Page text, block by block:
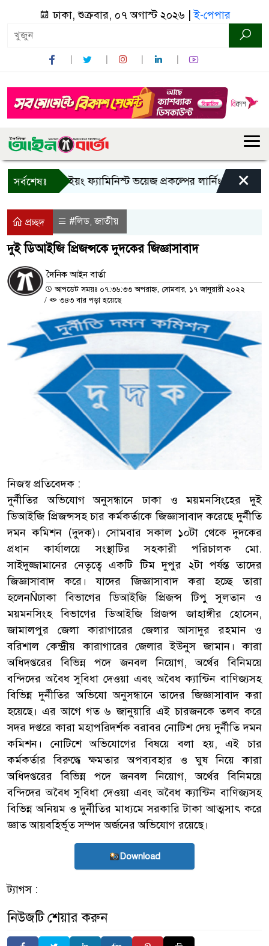
ঢাকা, শুক্রবার, ০৭ অগাস্ট ২০২৬ |ই-পেপার
সর্বশেষঃ
বান্দরবানে ইয়ং ফ্যামিনিস্ট ভয়েজ প্রকল্পের লার্নিং শেয়ারিং
×
প্রচ্ছদ #লিড,জাতীয়
দুই ডিআইজি প্রিজন্সকে দুদকের জিজ্ঞাসাবাদ
দৈনিক আইন বার্তা
আপডেট সময়ঃ ০৭:৩৬:৩৩ অপরাহ্ন, সোমবার, ১৭ জানুয়ারী ২০২২
/
৩৪৩ বার পড়া হয়েছে
নিজস্ব প্রতিবেদক :
দুর্নীতির অভিযোগ অনুসন্ধানে ঢাকা ও ময়মনসিংহের দুই
ডিআইজি প্রিজন্সসহ চার কর্মকর্তাকে জিজ্ঞাসাবাদ করেছে দুর্নীতি
দমন কমিশন (দুদক)। সোমবার সকাল ১০টা থেকে দুদকের
প্রধান কার্যালয়ে সংস্থাটির সহকারী পরিচালক মো.
সাইদুজ্জামানের নেতৃত্বে একটি টিম দুপুর ২টা পর্যন্ত তাদের
জিজ্ঞাসাবাদ করে। যাদের জিজ্ঞাসাবাদ করা হচ্ছে তারা
হলেনÑঢাকা বিভাগের ডিআইজি প্রিজন্স টিপু সুলতান ও
ময়মনসিংহ বিভাগের ডিআইজি প্রিজন্স জাহাঙ্গীর হোসেন,
জামালপুর জেলা কারাগারের জেলার আসাদুর রহমান ও
বরিশাল কেন্দ্রীয় কারাগারের জেলার ইউনুস জামান। কারা
অধিদপ্তরের বিভিন্ন পদে জনবল নিয়োগ, অর্থের বিনিময়ে
বন্দিদের অবৈধ সুবিধা দেওয়া এবং অবৈধ ক্যান্টিন বাণিজ্যসহ
বিভিন্ন দুর্নীতির অভিযো অনুসন্ধানে তাদের জিজ্ঞাসাবাদ করা
হয়েছে। এর আগে গত ৬ জানুয়ারি এই চারজনকে তলব করে
সদর দপ্তরে কারা মহাপরিদর্শক বরাবর নোটিশ দেয় দুর্নীতি দমন
কমিশন। নোটিশে অভিযোগের বিষয়ে বলা হয়, এই চার
কর্মকর্তার বিরুদ্ধে ক্ষমতার অপব্যবহার ও ঘুষ নিয়ে কারা
অধিদপ্তরের বিভিন্ন পদে জনবল নিয়োগ, অর্থের বিনিময়ে
বন্দিদের অবৈধ সুবিধা দেওয়া এবং অবৈধ ক্যান্টিন বাণিজ্যসহ
বিভিন্ন অনিয়ম ও দুর্নীতির মাধ্যমে সরকারি টাকা আত্মসাৎ করে
জ্ঞাত আয়বহির্ভূত সম্পদ অর্জনের অভিযোগ রয়েছে।
Download
ট্যাগস :
নিউজটি শেয়ার করুন